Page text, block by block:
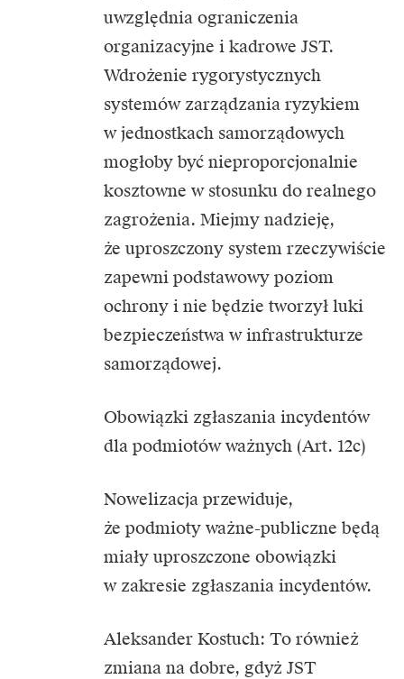
uwzględnia ograniczenia
organizacyjne i kadrowe JST.
Wdrożenie rygorystycznych
systemów zarządzania ryzykiem
w jednostkach samorządowych
mogłoby być nieproporcjonalnie
kosztowne w stosunku do realnego
zagrożenia. Miejmy nadzieję,
że uproszczony system rzeczywiście
zapewni podstawowy poziom
ochrony i nie będzie tworzył luki
bezpieczeństwa w infrastrukturze
samorządowej.
Obowiązki zgłaszania incydentów
dla podmiotów ważnych (Art. 12c)
Nowelizacja przewiduje,
że podmioty ważne-publiczne będą
miały uproszczone obowiązki
w zakresie zgłaszania incydentów.
Aleksander Kostuch: To również
zmiana na dobre, gdyż JST